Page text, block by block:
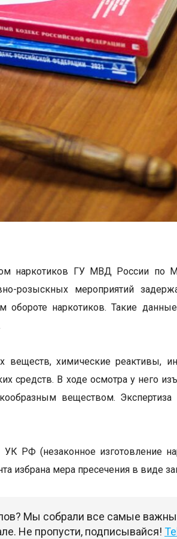
наркотиков ГУ МВД России по
розыскных мероприятий
обороте наркотиков. Такие
веществ, химические реактивы,
средств. В ходе осмотра у него
веществом. Экспертиза
РФ (незаконное изготовление
избрана мера пресечения в виде
Мы собрали все самые
Не пропусти, подписывайся!